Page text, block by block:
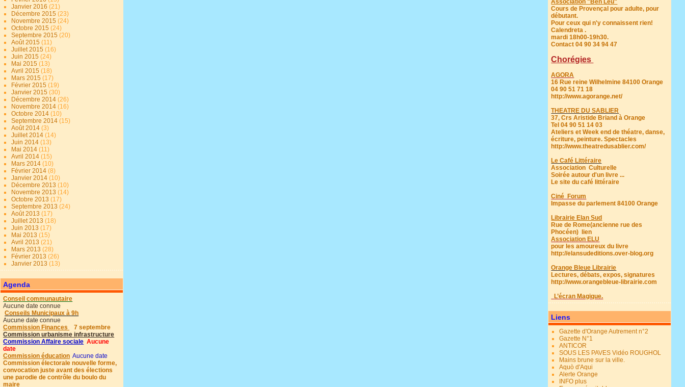
Janvier 2016(21)
Décembre 2015(23)
Novembre 2015(24)
Octobre 2015(24)
Septembre 2015(20)
Août 2015(11)
Juillet 2015(16)
Juin 2015(24)
Mai 2015(13)
Avril 2015(18)
Mars 2015(17)
Février 2015(19)
Janvier 2015(30)
Décembre 2014(26)
Novembre 2014(16)
Octobre 2014(10)
Septembre 2014(15)
Août 2014(3)
Juillet 2014(14)
Juin 2014(13)
Mai 2014(11)
Avril 2014(15)
Mars 2014(10)
Février 2014(8)
Janvier 2014(10)
Décembre 2013(10)
Novembre 2013(14)
Octobre 2013(17)
Septembre 2013(24)
Août 2013(17)
Juillet 2013(18)
Juin 2013(17)
Mai 2013(15)
Avril 2013(21)
Mars 2013(28)
Février 2013(26)
Janvier 2013(13)
Agenda
Conseil communautaire
Aucune date connue
Conseils Municipaux à 9h
Aucune date connue
Commission Finances
7 septembre
Commission urbanisme infrastructure
Commission Affaire sociale Aucune
date
Commission éducation Aucune date
Commission électorale nouvelle forme,
convocation juste avant des élections
une parodie de contrôle du boulo du
maire
Association "Ben Lèu"
Cours de Provençal pour adulte, pour
débutant.
Pour ceux qui n'y connaissent rien!
Calendreta .
mardi 18h00-19h30.
Contact 04 90 34 94 47
Chorégies
AGORA
16 Rue reine Wilhelmine 84100 Orange
04 90 51 71 18
http://www.agorange.net/
THEATRE DU SABLIER
37, Crs Aristide Briand à Orange
Tel 04 90 51 14 03
Ateliers et Week end de théatre, danse,
écriture, peinture. Spectacles
http://www.theatredusablier.com/
Le Café Littéraire
Association Culturelle
Soirée autour d'un livre ...
Le site du café littéraire
Ciné Forum
Impasse du parlement 84100 Orange
Librairie Elan Sud
Rue de Rome(ancienne rue des
Phocéen)
lien
Association ELU
pour les amoureux du livre
http://elansudeditions.over-blog.org
Orange Bleue Librairie
Lectures, débats, expos, signatures
http://www.orangebleue-librairie.com
L’écran Magique.
Liens
Gazette d'Orange Autrement n°2
Gazette N°1
ANTICOR
SOUS LES PAVES Vidéo ROUGHOL
Mains brune sur la ville.
Aquò d'Aqui
Alerte Orange
INFO plus